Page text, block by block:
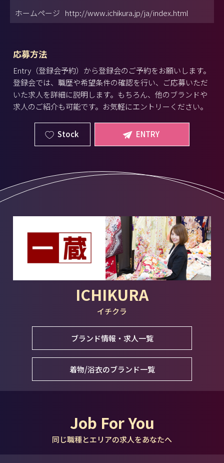
ホームページ http://www.ichikura.jp/ja/index.html
応募方法
Entry（登録会予約）から登録会のご予約をお願いします。
登録会では、職歴や希望条件の確認を行い、ご応募いただ
いた求人を詳細に説明します。もちろん、他のブランドや
求人のご紹介も可能です。お気軽にエントリーください。
Stock ENTRY
ICHIKURA
イチクラ
ブランド情報・求人一覧
着物/浴衣のブランド一覧
Job For You
同じ職種とエリアの求人をあなたへ